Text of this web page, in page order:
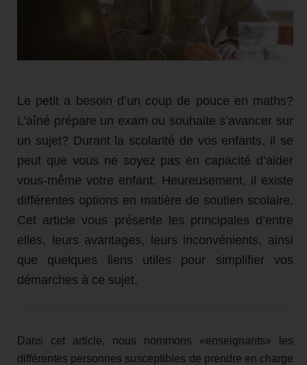
Le petit a besoin d’un coup de pouce en maths?
L’aîné prépare un exam ou souhaite s’avancer sur
un sujet? Durant la scolarité de vos enfants, il se
peut que vous ne soyez pas en capacité d’aider
vous-même votre enfant. Heureusement, il existe
différentes options en matière de soutien scolaire.
Cet article vous présente les principales d’entre
elles, leurs avantages, leurs inconvénients, ainsi
que quelques liens utiles pour simplifier vos
démarches à ce sujet.
Dans cet article, nous nommons «enseignants» les
différentes personnes susceptibles de prendre en charge